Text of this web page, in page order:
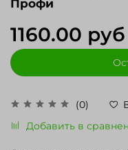
Профи
(0)
Добавить в
1160.00 руб